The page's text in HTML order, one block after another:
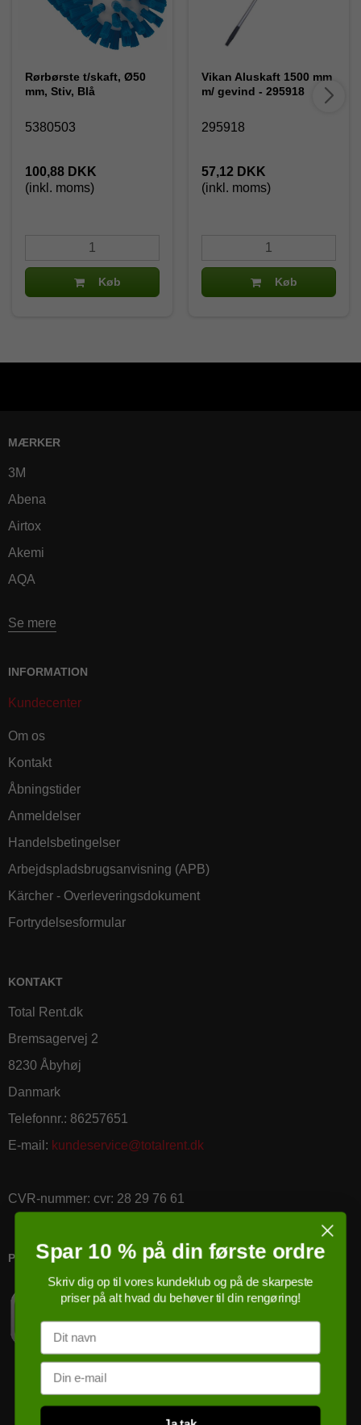
Rørbørste t/skaft, Ø50
mm, Stiv, Blå
5380503
100,88 DKK
(inkl. moms)
Køb
Vikan Aluskaft 1500 mm
m/ gevind - 295918
295918
57,12 DKK
(inkl. moms)
Køb
MÆRKER
3M
Abena
Airtox
Akemi
AQA
Se mere
INFORMATION
Kundecenter
Om os
Kontakt
Åbningstider
Anmeldelser
Handelsbetingelser
Arbejdspladsbrugsanvisning (APB)
Kärcher - Overleveringsdokument
Fortrydelsesformular
KONTAKT
Total Rent.dk
Bremsagervej 2
8230 Åbyhøj
Danmark
Telefonnr.: 86257651
E-mail : kundeservice@totalrent.dk
CVR-nummer: cvr: 28 29 76 61
PRICERUNNER KØBSGARANTI
Spar 10 % på din første ordre
Skriv dig op til vores kundeklub og på de skarpeste
priser på alt hvad du behøver til din rengøring!
Navn
Email